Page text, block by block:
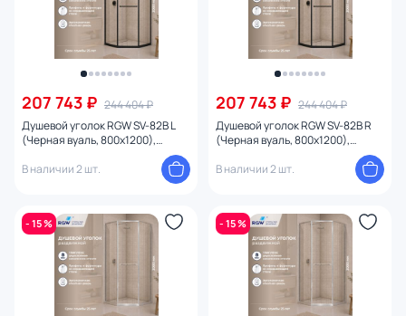
207 743 ₽ 244 404 ₽
Душевой уголок RGW SV-82B L
(Черная вуаль, 800x1200),
В наличии 2 шт.
207 743 ₽ 244 404 ₽
Душевой уголок RGW SV-82B R
(Черная вуаль, 800x1200),
В наличии 2 шт.
- 15 % - 15 %